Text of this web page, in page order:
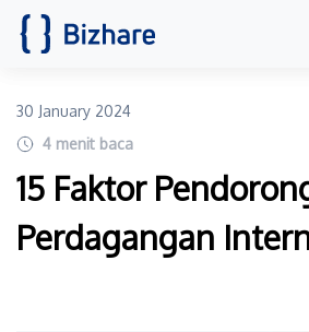
30 January 2024
4 menit baca
15 Faktor
Perdagangan